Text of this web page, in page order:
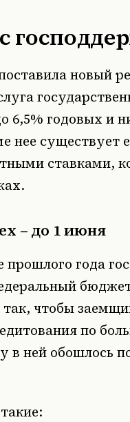
новый
6,5% годовых
нее существует
ставками,
– до 1 июня
прошлого года
чтобы
по
ней обошлось